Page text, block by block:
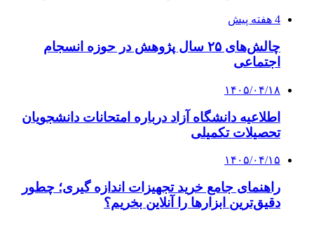
4 هفته پیش
چالش‌های ۲۵ سال پژوهش در حوزه انسجام
اجتماعی
۱۴۰۵/۰۴/۱۸
اطلاعیه دانشگاه آزاد درباره امتحانات دانشجویان
تحصیلات تکمیلی
۱۴۰۵/۰۴/۱۵
راهنمای جامع خرید تجهیزات اندازه گیری؛ چطور
دقیق‌ترین ابزارها را آنلاین بخریم؟